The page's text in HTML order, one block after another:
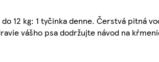
12 kg: 1 tyčinka denne. Čerstvá pitná
vášho psa dodržujte návod na